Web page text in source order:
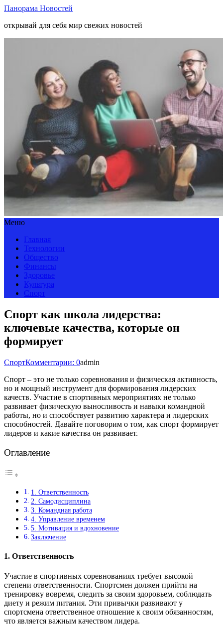
Панорама Новостей
открывай для себя мир свежих новостей
Меню
Главная
Технологии
Общество
Финансы
Здоровье
Культура
Спорт
Спорт как школа лидерства:
ключевые качества, которые он
формирует
СпортКомментарии: 0admin
Спорт – это не только соревнования и физическая активность,
но и мощный инструмент для формирования лидерских
качеств. Участие в спортивных мероприятиях не только
развивает физическую выносливость и навыки командной
работы, но и способствует развитию характера и лидерских
способностей. Давайте поговорим о том, как спорт формирует
лидеров и какие качества он развивает.
Оглавление
1. Ответственность
2. Самодисциплина
3. Командная работа
4. Управление временем
5. Мотивация и вдохновение
Заключение
1. Ответственность
Участие в спортивных соревнованиях требует высокой
степени ответственности. Спортсмен должен прийти на
тренировку вовремя, следить за своим здоровьем, соблюдать
диету и режим питания. Эти привычки развивают у
спортсмена ответственное отношение к своим обязанностям,
что является важным качеством лидера.